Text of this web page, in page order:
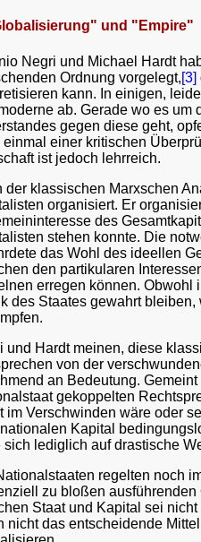
und "Empire"
Negri und Michael Hardt
Ordnung vorgelegt,[3]
kann. In einigen,
ab. Gerade wo es
gegen diese geht,
einmal einer kritischen
ist jedoch lehrreich.
der klassischen Marxschen
organisiert. Er
des
stehen konnte. Die
das Wohl des ideellen
den partikularen
erregen können.
des Staates gewahrt
und Hardt meinen, diese
von der
an Bedeutung.
gekoppelten
im Verschwinden wäre oder
Kapital
sich lediglich auf drastische
regelten noch
zu bloßen
Staat und Kapital sei
nicht das entscheidende